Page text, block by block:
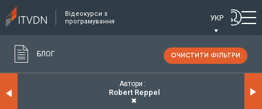
Відеокурси з
програмування
УКР
БЛОГ ОЧИСТИТИ ФІЛЬТРИ
Автори
Robert Reppel
✖